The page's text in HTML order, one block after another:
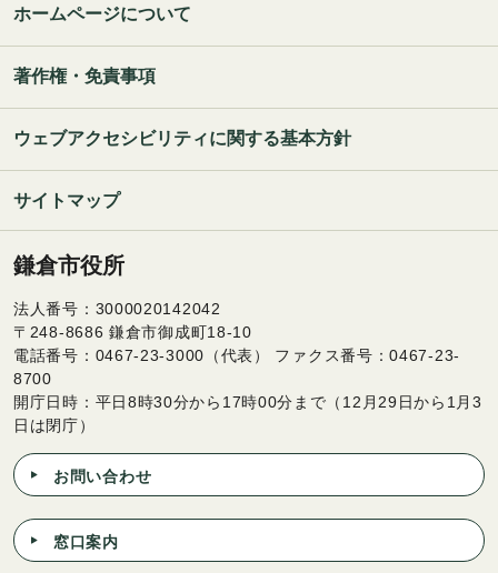
ホームページについて
著作権・免責事項
ウェブアクセシビリティに関する基本方針
サイトマップ
鎌倉市役所
法人番号：3000020142042
〒248-8686 鎌倉市御成町18-10
電話番号：0467-23-3000（代表） ファクス番号：0467-23-
8700
開庁日時：平日8時30分から17時00分まで（12月29日から1月3
日は閉庁）
お問い合わせ
窓口案内